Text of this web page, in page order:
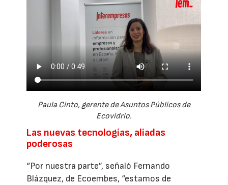
Paula Cinto, gerente de Asuntos Públicos de
Ecovidrio.
Las nuevas tecnologías, aliadas
poderosas
“Por nuestra parte”, señaló Fernando
Blázquez, de Ecoembes, “estamos de